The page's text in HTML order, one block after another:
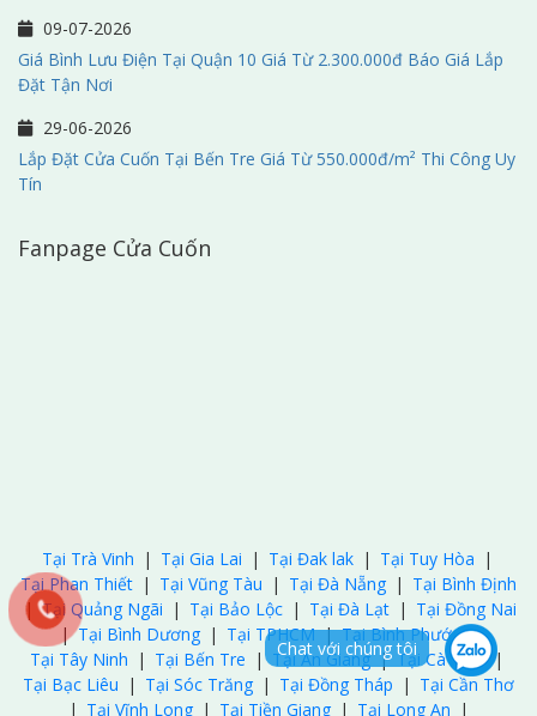
09-07-2026
Giá Bình Lưu Điện Tại Quận 10 Giá Từ 2.300.000đ Báo Giá Lắp
Đặt Tận Nơi
29-06-2026
Lắp Đặt Cửa Cuốn Tại Bến Tre Giá Từ 550.000đ/m² Thi Công Uy
Tín
Fanpage Cửa Cuốn
Tại Trà Vinh | Tại Gia Lai | Tại Đak lak | Tại Tuy Hòa |
Tại Phan Thiết | Tại Vũng Tàu | Tại Đà Nẵng | Tại Bình Định
| Tại Quảng Ngãi | Tại Bảo Lộc | Tại Đà Lạt | Tại Đồng Nai
| Tại Bình Dương | Tại TPHCM | Tại Bình Phước |
Tại Tây Ninh | Tại Bến Tre | Tại An Giang | Tại Cà Mau |
Tại Bạc Liêu | Tại Sóc Trăng | Tại Đồng Tháp | Tại Cần Thơ
| Tại Vĩnh Long | Tại Tiền Giang | Tại Long An |
Chat với chúng tôi